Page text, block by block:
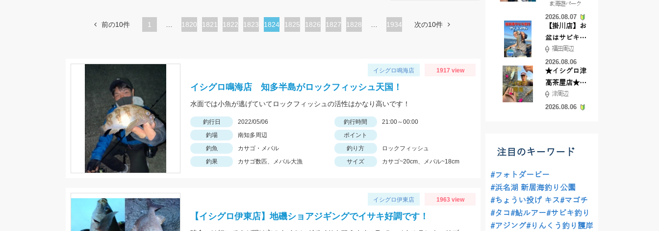
前の10件 1
ペ
1820
ペ
1821
ペ
1822
ペ
1823
カ
ペ
1824
ペ
1825
ペ
1826
ペ
1827
ペ
1828 1934 次の10件
イシグロ鳴海店 1917 view
イシグロ鳴海店 知多半島がロックフィッシュ天国！
水面では小魚が逃げていてロックフィッシュの活性はかなり高いです！
釣行日 2022/05/06 釣行時間
21:00～00:00
釣場
南知多周辺
ポイント
釣魚
カサゴ・メバル 釣り方
ロックフィッシュ
釣果
カサゴ数匹、メバル大漁 サイズ カサゴ~20cm、メバル~18cm
イシグロ伊東店 1963 view
【イシグロ伊東店】地磯ショアジギングでイサキ好調です！
根店
ま海遊パーク
2026.08.07
【掛川店】お
盆はサビキ釣
りいきません
か?
福田周辺
2026.08.06
★イシグロ津
高茶屋店★津
近郊ハゼ釣れ
てます！
津周辺
2026.08.06
注目のキーワード
#フォトダービー
#浜名湖 新居海釣り公園
#ちょうい投げ キス#マゴチ
#タコ#鮎ルアー#サビキ釣り
#アジング#りんくう釣り護岸